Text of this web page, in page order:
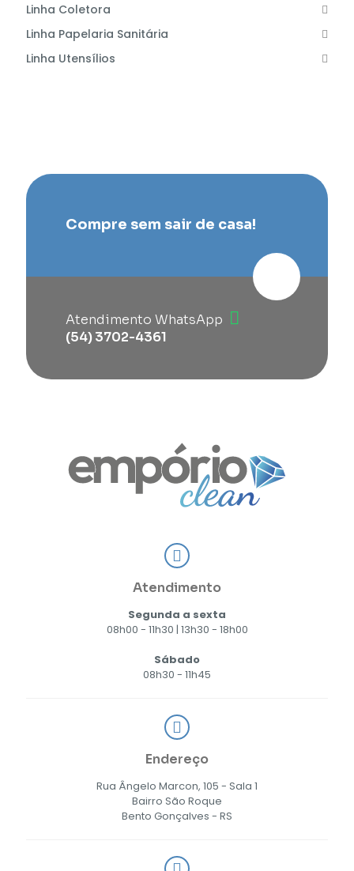
Linha Coletora
Linha Papelaria Sanitária
Linha Utensílios
Compre sem sair de casa!
Atendimento WhatsApp
(54) 3702-4361
Atendimento
Segunda a sexta
08h00 - 11h30 | 13h30 - 18h00
Sábado
08h30 - 11h45
Endereço
Rua Ângelo Marcon, 105 - Sala 1
Bairro São Roque
Bento Gonçalves - RS